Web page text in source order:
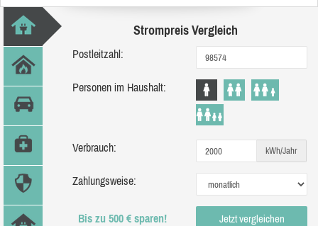
Strompreis Vergleich
Postleitzahl:
Personen im Haushalt:
Verbrauch: kWh/Jahr
Zahlungsweise:
Bis zu 500 € sparen! Jetzt vergleichen